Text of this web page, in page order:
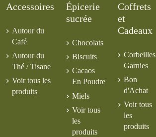
Accessoires
Autour du
Café
Autour du
Thé / Tisane
Voir tous les
produits
Épicerie
sucrée
Chocolats
Biscuits
Cacaos
En Poudre
Miels
Voir tous
les
produits
Coffrets
et
Cadeaux
Corbeilles
Garnies
Bon
d'Achat
Voir tous
les
produits